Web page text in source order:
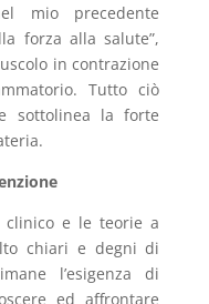
mio precedente
forza alla salute”,
in contrazione
Tutto ciò
sottolinea la forte
clinico e le teorie a
chiari e degni di
l’esigenza di
ed affrontare